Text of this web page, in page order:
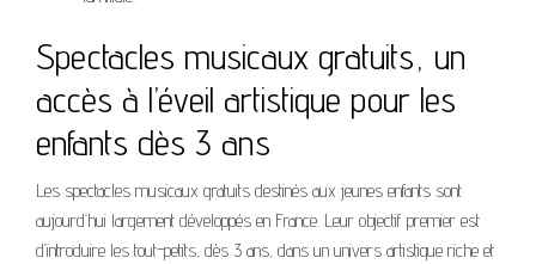
Spectacles musicaux gratuits, un
accès à l’éveil artistique pour les
enfants dès 3 ans
Les spectacles musicaux gratuits destinés aux jeunes enfants sont
aujourd’hui largement développés en France. Leur objectif premier est
d’introduire les tout-petits, dès 3 ans, dans un univers artistique riche et